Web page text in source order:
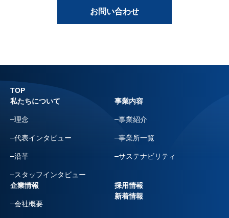
お問い合わせ
TOP
私たちについて
理念
代表インタビュー
沿革
スタッフインタビュー
事業内容
事業紹介
事業所一覧
サステナビリティ
企業情報
会社概要
採用情報
新着情報